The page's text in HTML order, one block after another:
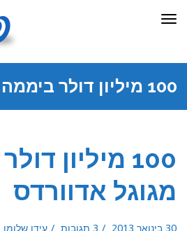
תפריט
100 מיליון דולר ביממה מגוגל אדוורדס
100 מיליון
מגוגל אדוורדס
30 בינואר 2013 3 תגובות עידן שלומן